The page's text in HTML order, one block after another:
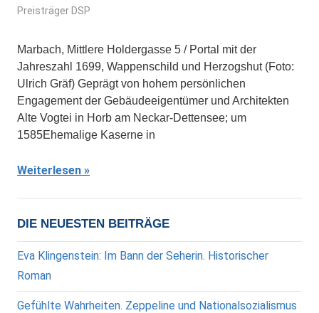
Preisträger DSP
Marbach, Mittlere Holdergasse 5 / Portal mit der
Jahreszahl 1699, Wappenschild und Herzogshut (Foto:
Ulrich Gräf) Geprägt von hohem persönlichen
Engagement der Gebäudeeigentümer und Architekten
Alte Vogtei in Horb am Neckar-Dettensee; um
1585Ehemalige Kaserne in
Weiterlesen
DIE NEUESTEN BEITRÄGE
Eva Klingenstein: Im Bann der Seherin. Historischer
Roman
Gefühlte Wahrheiten. Zeppeline und Nationalsozialismus